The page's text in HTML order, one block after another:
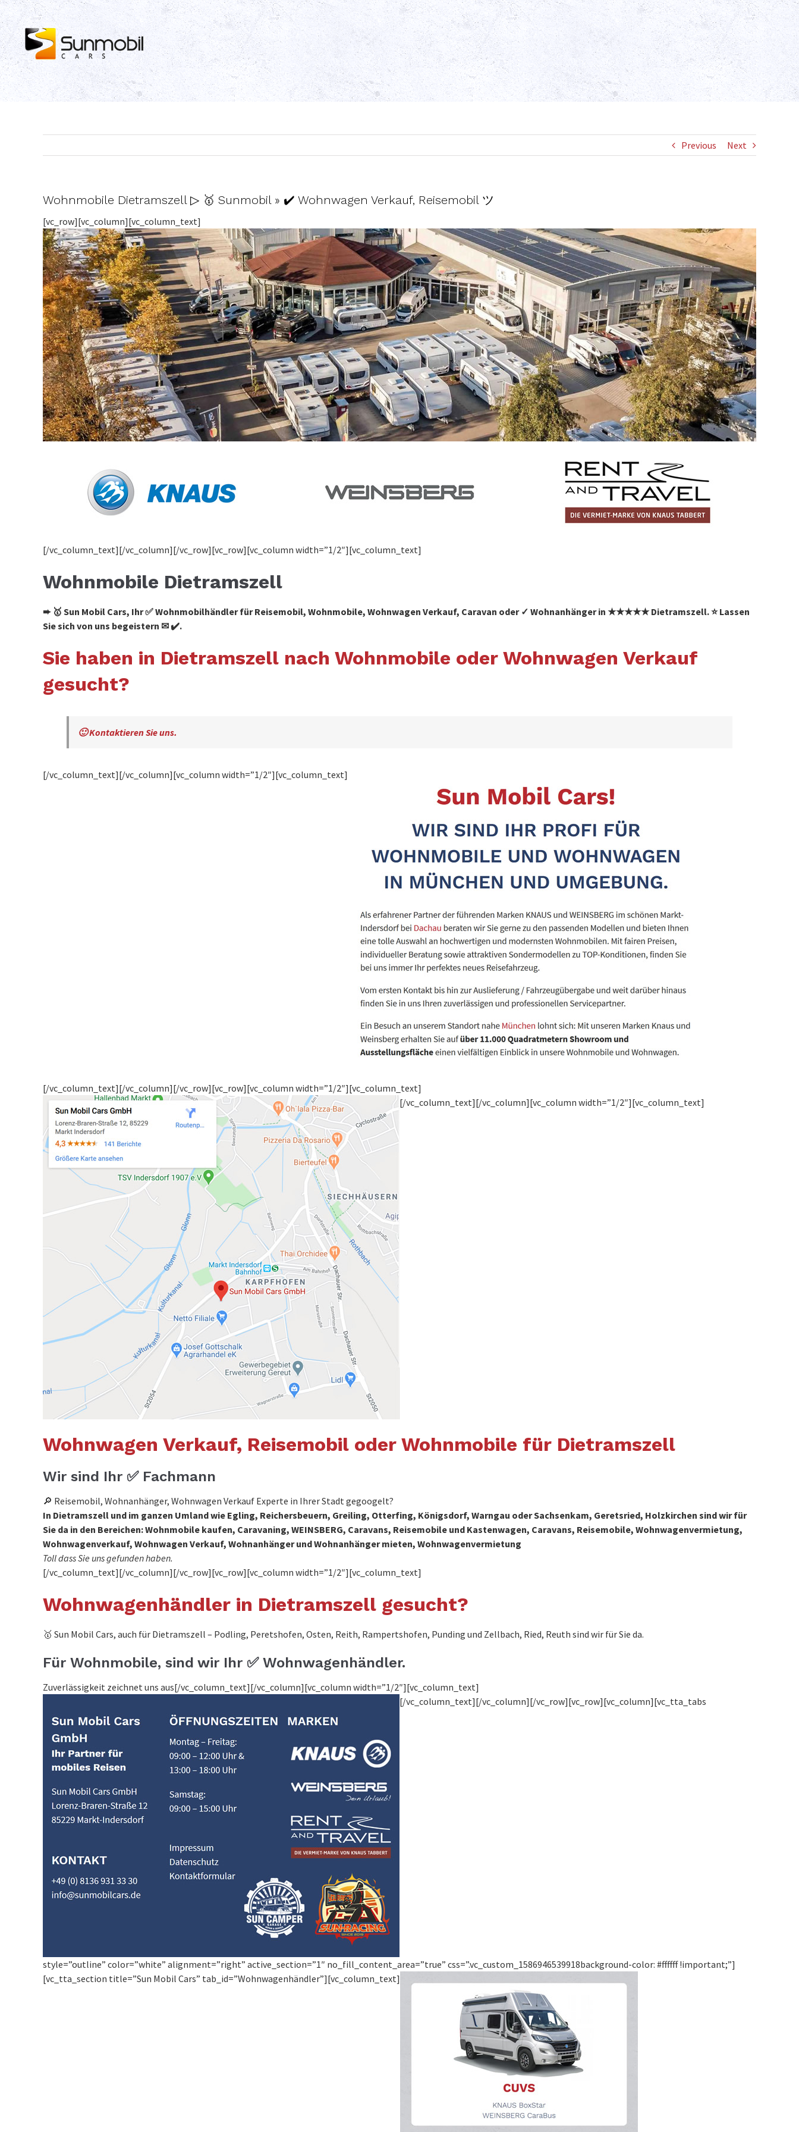
Skip
to
content
Previous Next
Wohnmobile Dietramszell ▷ 🥇 Sunmobil » ✔️ Wohnwagen Verkauf, Reisemobil ツ
[vc_row][vc_column][vc_column_text]
[/vc_column_text][/vc_column][/vc_row][vc_row][vc_column width=”1/2″][vc_column_text]
Wohnmobile Dietramszell
➨ 🥇 Sun Mobil Cars, Ihr ✅ Wohnmobilhändler für Reisemobil, Wohnmobile, Wohnwagen Verkauf, Caravan oder ✓ Wohnanhänger in ★★★★★ Dietramszell. ⭐ Lassen
Sie sich von uns begeistern ✉ ✔️.
Sie haben in Dietramszell nach Wohnmobile oder Wohnwagen Verkauf
gesucht?
🙂 Kontaktieren Sie uns.
[/vc_column_text][/vc_column][vc_column width=”1/2″][vc_column_text]
[/vc_column_text][/vc_column][/vc_row][vc_row][vc_column width=”1/2″][vc_column_text]
[/vc_column_text][/vc_column][vc_column width=”1/2″][vc_column_text]
Wohnwagen Verkauf, Reisemobil oder Wohnmobile für Dietramszell
Wir sind Ihr ✅ Fachmann
🔎 Reisemobil, Wohnanhänger, Wohnwagen Verkauf Experte in Ihrer Stadt gegoogelt?
In Dietramszell und im ganzen Umland wie Egling, Reichersbeuern, Greiling, Otterfing, Königsdorf, Warngau oder Sachsenkam, Geretsried, Holzkirchen sind wir für
Sie da in den Bereichen: Wohnmobile kaufen, Caravaning, WEINSBERG, Caravans, Reisemobile und Kastenwagen, Caravans, Reisemobile, Wohnwagenvermietung,
Wohnwagenverkauf, Wohnwagen Verkauf, Wohnanhänger und Wohnanhänger mieten, Wohnwagenvermietung
Toll dass Sie uns gefunden haben.
[/vc_column_text][/vc_column][/vc_row][vc_row][vc_column width=”1/2″][vc_column_text]
Wohnwagenhändler in Dietramszell gesucht?
🥇 Sun Mobil Cars, auch für Dietramszell – Podling, Peretshofen, Osten, Reith, Rampertshofen, Punding und Zellbach, Ried, Reuth sind wir für Sie da.
Für Wohnmobile, sind wir Ihr ✅ Wohnwagenhändler.
Zuverlässigkeit zeichnet uns aus[/vc_column_text][/vc_column][vc_column width=”1/2″][vc_column_text]
[/vc_column_text][/vc_column][/vc_row][vc_row][vc_column][vc_tta_tabs
style=”outline” color=”white” alignment=”right” active_section=”1″ no_fill_content_area=”true” css=”.vc_custom_1586946539918background-color: #ffffff !important;”]
[vc_tta_section title=”Sun Mobil Cars” tab_id=”Wohnwagenhändler”][vc_column_text]